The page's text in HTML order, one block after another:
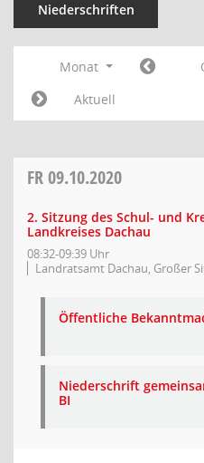
Niederschriften
Monat
Aktuell
FR09.10.2020
2. Sitzung des Schul- und
Landkreises Dachau
08:32-09:39 Uhr
Landratsamt Dachau, Großer
Öffentliche
Niederschrift
BI